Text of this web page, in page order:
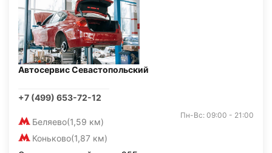
Автосервис Севастопольский
+7 (499) 653-72-12
Беляево(1,59 км)
Коньково(1,87 км)
Пн-Вс: 09:00 - 21:00